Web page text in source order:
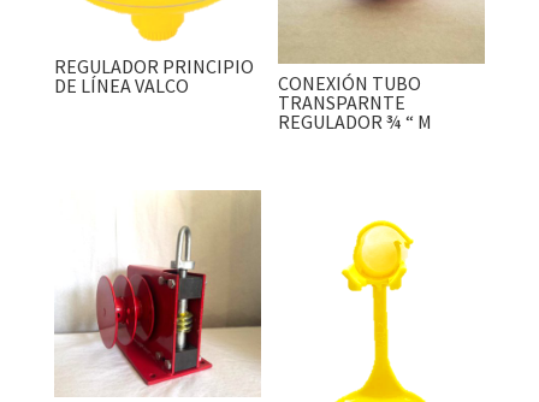
REGULADOR PRINCIPIO
DE LÍNEA VALCO
CONEXIÓN TUBO
TRANSPARNTE
REGULADOR ¾ “ M